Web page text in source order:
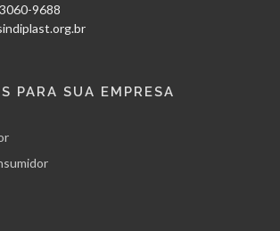
9688
PARA SUA EMPRESA